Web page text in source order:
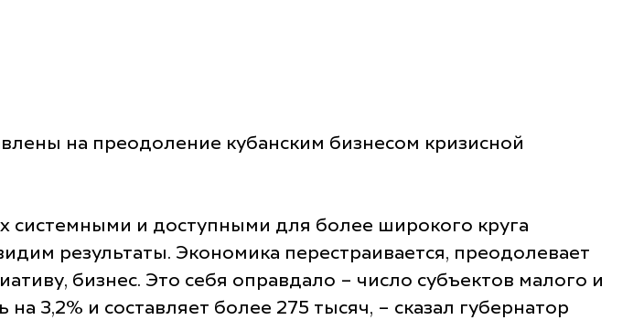
на преодоление кубанским бизнесом кризисной
и доступными для более широкого круга
результаты. Экономика перестраивается, преодолевает
бизнес. Это себя оправдало – число субъектов малого и
3,2% и составляет более 275 тысяч, – сказал губернатор